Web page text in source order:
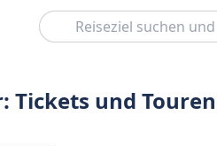
Suchen
Tickets und Touren